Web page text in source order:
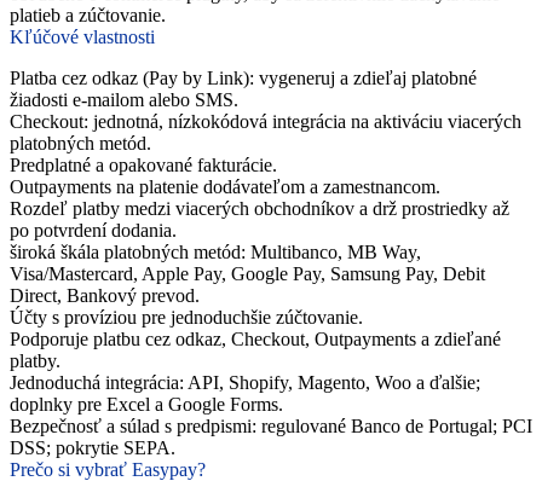
platieb a zúčtovanie.
Kľúčové vlastnosti
Platba cez odkaz (Pay by Link): vygeneruj a zdieľaj platobné
žiadosti e-mailom alebo SMS.
Checkout: jednotná, nízkokódová integrácia na aktiváciu viacerých
platobných metód.
Predplatné a opakované fakturácie.
Outpayments na platenie dodávateľom a zamestnancom.
Rozdeľ platby medzi viacerých obchodníkov a drž prostriedky až
po potvrdení dodania.
široká škála platobných metód: Multibanco, MB Way,
Visa/Mastercard, Apple Pay, Google Pay, Samsung Pay, Debit
Direct, Bankový prevod.
Účty s províziou pre jednoduchšie zúčtovanie.
Podporuje platbu cez odkaz, Checkout, Outpayments a zdieľané
platby.
Jednoduchá integrácia: API, Shopify, Magento, Woo a ďalšie;
doplnky pre Excel a Google Forms.
Bezpečnosť a súlad s predpismi: regulované Banco de Portugal; PCI
DSS; pokrytie SEPA.
Prečo si vybrať Easypay?